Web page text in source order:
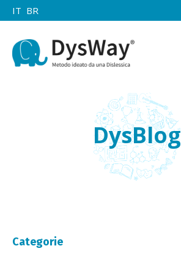
IT BR
DysBlog
Categorie